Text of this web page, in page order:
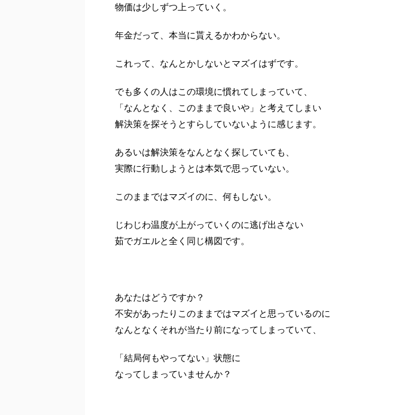
物価は少しずつ上っていく。
年金だって、本当に貰えるかわからない。
これって、なんとかしないとマズイはずです。
でも多くの人はこの環境に慣れてしまっていて、
「なんとなく、このままで良いや」と考えてしまい
解決策を探そうとすらしていないように感じます。
あるいは解決策をなんとなく探していても、
実際に行動しようとは本気で思っていない。
このままではマズイのに、何もしない。
じわじわ温度が上がっていくのに逃げ出さない
茹でガエルと全く同じ構図です。
あなたはどうですか？
不安があったりこのままではマズイと思っているのに
なんとなくそれが当たり前になってしまっていて、
「結局何もやってない」状態に
なってしまっていませんか？